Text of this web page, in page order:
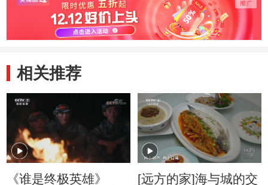
上战场
相关推荐
《谁是终极英雄》
[远方的家]海与城的交